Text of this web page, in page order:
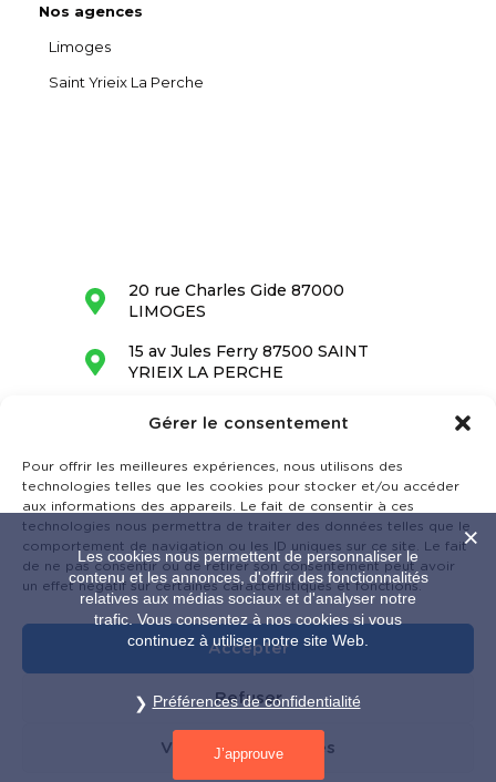
Gérer le consentement
Pour offrir les meilleures expériences, nous utilisons des
technologies telles que les cookies pour stocker et/ou accéder
aux informations des appareils. Le fait de consentir à ces
technologies nous permettra de traiter des données telles que le
comportement de navigation ou les ID uniques sur ce site. Le fait
de ne pas consentir ou de retirer son consentement peut avoir
un effet négatif sur certaines caractéristiques et fonctions.
Accepter
Refuser
Voir les préférences
Nos agences
Limoges
Saint Yrieix La Perche
20 rue Charles Gide 87000
LIMOGES
15 av Jules Ferry 87500 SAINT
YRIEIX LA PERCHE
05 55 34 28 68
contact@barrandon.fr
LE CABINET BARRANDON EST SOUTENU PAR LA RÉGION
NOUVELLE AQUITAINE.
Cabinet Barrandon 2024 – Tous droits réservés
Mentions légales
Les cookies nous permettent de personnaliser le
contenu et les annonces, d'offrir des fonctionnalités
relatives aux médias sociaux et d'analyser notre
trafic. Vous consentez à nos cookies si vous
continuez à utiliser notre site Web.
Préférences de confidentialité
J’approuve